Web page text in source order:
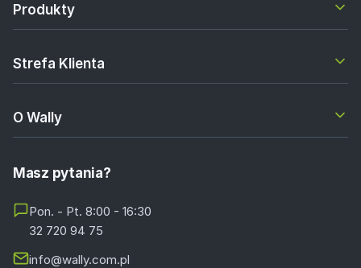
Produkty
Strefa Klienta
O Wally
Masz pytania?
Pon. - Pt. 8:00 - 16:30
32 720 94 75
info@wally.com.pl